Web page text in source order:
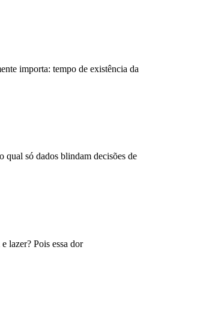
importa: tempo de existência da
qual só dados blindam decisões de
lazer? Pois essa dor